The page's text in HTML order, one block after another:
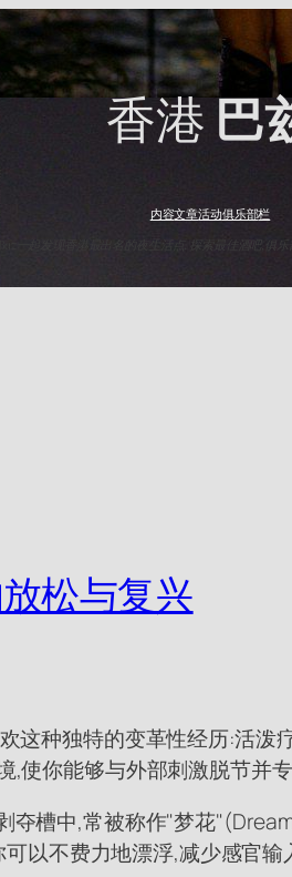
香港巴
内容文章活动俱乐部栏
Baz一起发现香港最出名的夜生活点. 探索最佳酒吧,俱
松与复兴
这种独特的变革性经历:活
,使你能够与外部刺激脱节并
夺槽中,常被称作"梦花
以不费力地漂浮,减少感官